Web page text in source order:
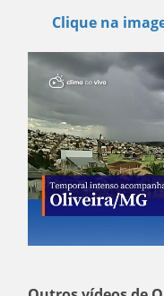
Clique na